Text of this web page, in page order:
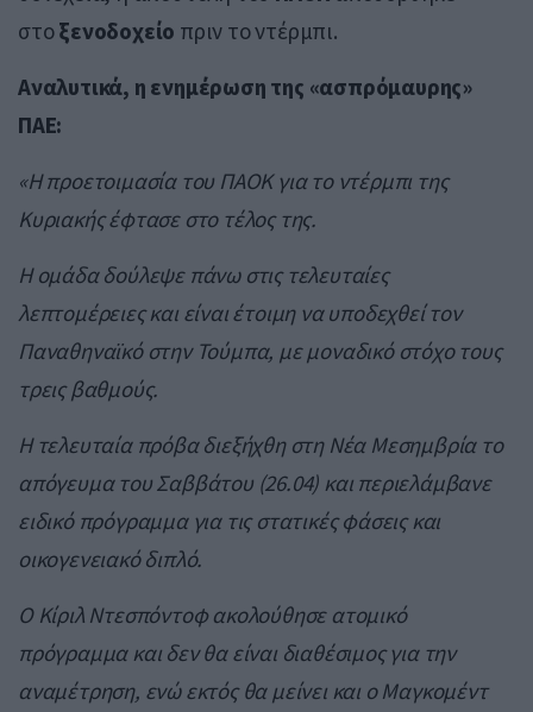
στοξενοδοχείο πριν το ντέρμπι.
Αναλυτικά, η ενημέρωση της «ασπρόμαυρης»
ΠΑΕ:
«Η προετοιμασία του ΠΑΟΚ για το ντέρμπι της
Κυριακής έφτασε στο τέλος της.
Η ομάδα δούλεψε πάνω στις τελευταίες
λεπτομέρειες και είναι έτοιμη να υποδεχθεί τον
Παναθηναϊκό στην Τούμπα, με μοναδικό στόχο τους
τρεις βαθμούς.
Η τελευταία πρόβα διεξήχθη στη Νέα Μεσημβρία το
απόγευμα του Σαββάτου (26.04) και περιελάμβανε
ειδικό πρόγραμμα για τις στατικές φάσεις και
οικογενειακό διπλό.
Ο Κίριλ Ντεσπόντοφ ακολούθησε ατομικό
πρόγραμμα και δεν θα είναι διαθέσιμος για την
αναμέτρηση, ενώ εκτός θα μείνει και ο Μαγκομέντ